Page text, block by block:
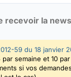
recevoir la
59 du 18 janvier
semaine et 10
si vos